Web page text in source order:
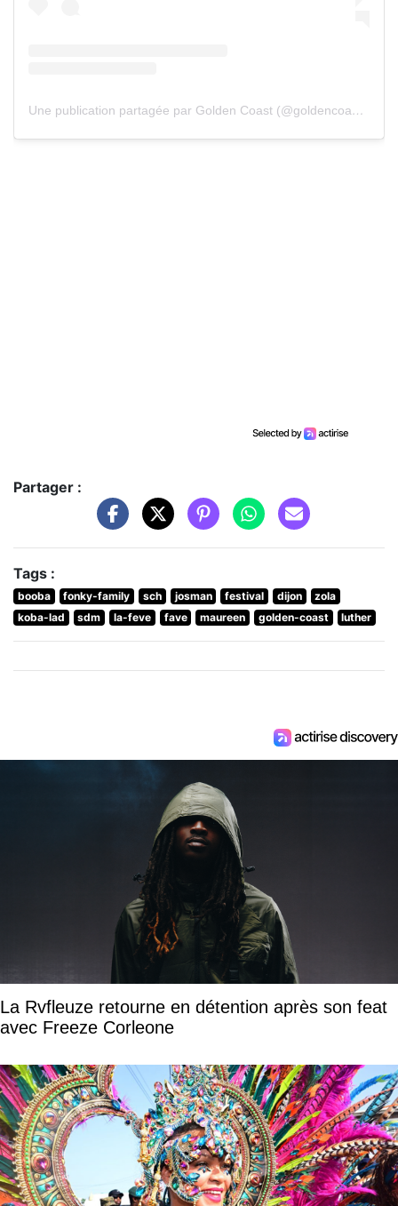
Une publication partagée par Golden Coast (@goldencoast_festival)
Partager :
Tags :
booba fonky-family sch josman festival dijon
zola
koba-lad
sdm la-feve fave maureen golden-coast luther
La Rvfleuze retourne en détention après son feat
avec Freeze Corleone